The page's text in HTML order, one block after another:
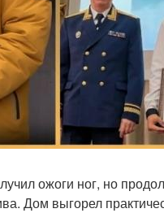
ожоги ног, но
Дом выгорел